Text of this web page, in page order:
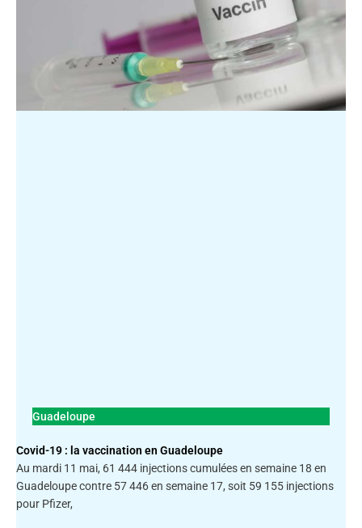
Guadeloupe
Covid-19 : la vaccination en Guadeloupe
Au mardi 11 mai, 61 444 injections cumulées en semaine 18 en
Guadeloupe contre 57 446 en semaine 17, soit 59 155 injections
pour Pfizer,